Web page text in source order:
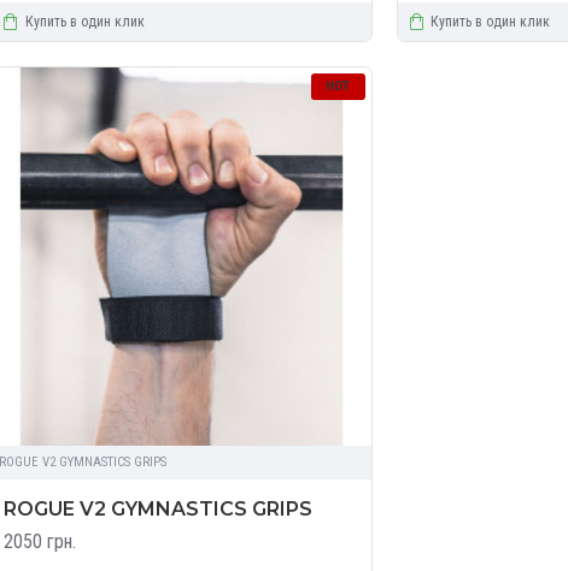
Купить в один клик Купить в один клик
HOT
ROGUE V2 GYMNASTICS GRIPS
ROGUE V2 GYMNASTICS GRIPS
2050 грн.